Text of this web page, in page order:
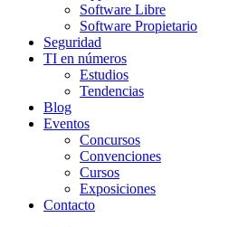
Software Libre
Software Propietario
Seguridad
TI en números
Estudios
Tendencias
Blog
Eventos
Concursos
Convenciones
Cursos
Exposiciones
Contacto